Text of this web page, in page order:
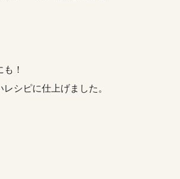
！
シピに仕上げました。